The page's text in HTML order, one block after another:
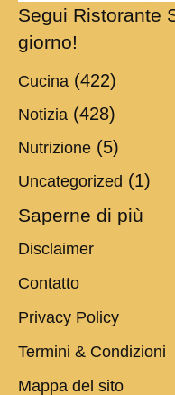
Segui Ristorante
giorno!
Cucina (422)
Notizia (428)
Nutrizione (5)
Uncategorized (1)
Saperne di più
Disclaimer
Contatto
Privacy Policy
Termini & Condizioni
Mappa del sito